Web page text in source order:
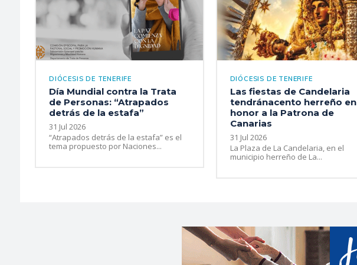
DIÓCESIS DE TENERIFE
Día Mundial contra la Trata
de Personas: “Atrapados
detrás de la estafa”
31 Jul 2026
“Atrapados detrás de la estafa” es el
tema propuesto por Naciones...
DIÓCESIS DE TENERIFE
Las fiestas de Candelaria
tendránacento herreño en
honor a la Patrona de
Canarias
31 Jul 2026
La Plaza de La Candelaria, en el
municipio herreño de La...